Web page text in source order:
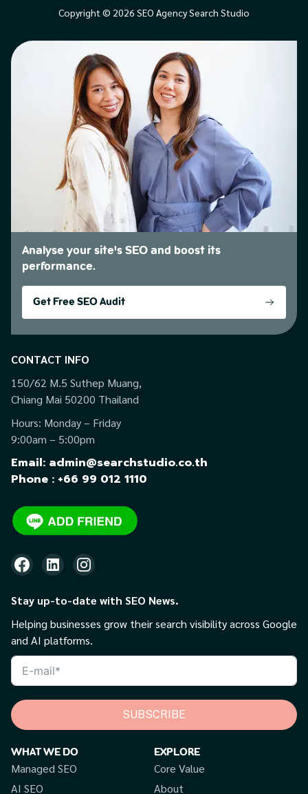
Copyright © 2026 SEO Agency Search Studio
Analyse your site's SEO and boost its
performance.
Get Free SEO Audit
CONTACT INFO
150/62 M.5 Suthep Muang,
Chiang Mai 50200 Thailand
Hours: Monday – Friday
9:00am – 5:00pm
Email: admin@searchstudio.co.th
Phone : +66 99 012 1110
Stay up-to-date with SEO News.
Helping businesses grow their search visibility across Google
and AI platforms.
SUBSCRIBE
WHAT WE DO
Managed SEO
AI SEO
EXPLORE
Core Value
About